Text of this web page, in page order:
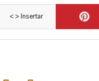
< > Insertar